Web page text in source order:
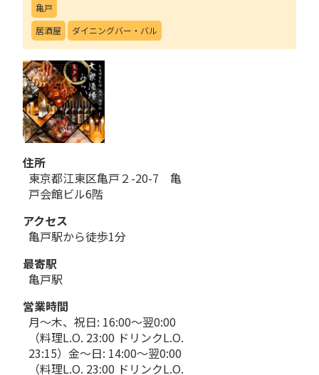
亀戸
居酒屋
ダイニングバー・バル
住所
東京都江東区亀戸２-20-7 亀
戸会館ビル6階
アクセス
亀戸駅から徒歩1分
最寄駅
亀戸駅
営業時間
月～木、祝日: 16:00～翌0:00
（料理L.O. 23:00 ドリンクL.O.
23:15）金～日: 14:00～翌0:00
（料理L.O. 23:00 ドリンクL.O.